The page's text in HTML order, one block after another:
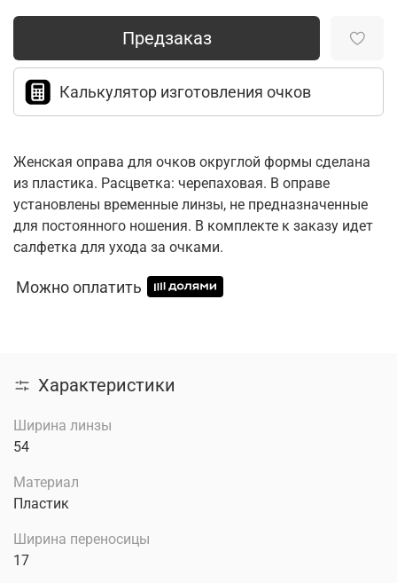
Предзаказ
Калькулятор изготовления очков
Женская оправа для очков округлой формы сделана
из пластика. Расцветка: черепаховая. В оправе
установлены временные линзы, не предназначенные
для постоянного ношения. В комплекте к заказу идет
салфетка для ухода за очками.
Можно оплатить
Характеристики
Ширина линзы
54
Материал
Пластик
Ширина переносицы
17